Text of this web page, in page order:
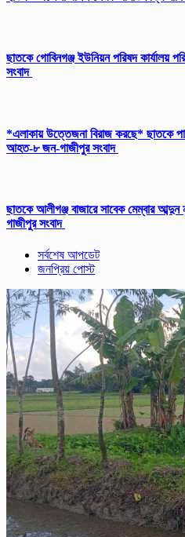
ছাতকে গোবিনগঞ্জ ইউনিয়ন পরিষদ কার্যালয়
সংবাদ
*এলাকায় উত্তেজনা বিরাজ করছে* ছাতকে
আহত-৮ জন-গাজীপুর সংবাদ
ছাতকে আলীগঞ্জ বাজারে সাবেক মেম্বার আব্দুন
গাজীপুর সংবাদ
সর্বশেষ আপডেট
জনপ্রিয় পোস্ট